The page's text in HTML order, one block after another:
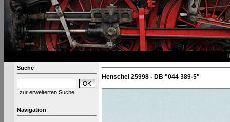
Suche
zur erweiterten Suche
Navigation
Henschel 25998 - DB "044 389-5"